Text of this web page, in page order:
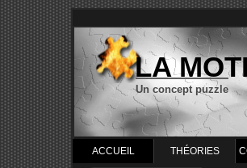
LA
Un concept puzzle
ACCUEIL THÉORIES